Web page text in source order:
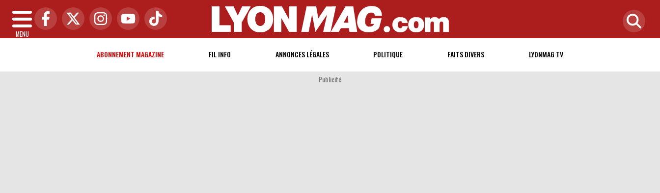
MENU
ABONNEMENT MAGAZINE FIL INFO ANNONCES LÉGALES POLITIQUE FAITS DIVERS LYONMAG TV
Publicité